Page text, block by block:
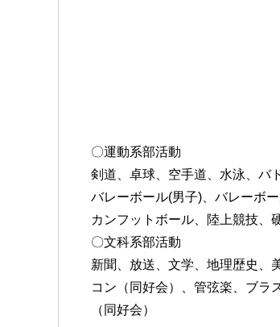
〇運動系部活動
剣道、卓球、空手道、水泳、バ
バレーボール(男子)、バレーボ
カンフットボール、陸上競技、
〇文科系部活動
新聞、放送、文学、地理歴史、
コン（同好会）、管弦楽、ブラ
（同好会）